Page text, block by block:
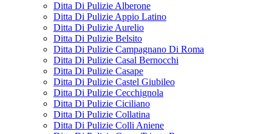
Ditta Di Pulizie Alberone
Ditta Di Pulizie Appio Latino
Ditta Di Pulizie Aurelio
Ditta Di Pulizie Belsito
Ditta Di Pulizie Campagnano Di Roma
Ditta Di Pulizie Casal Bernocchi
Ditta Di Pulizie Casape
Ditta Di Pulizie Castel Giubileo
Ditta Di Pulizie Cecchignola
Ditta Di Pulizie Ciciliano
Ditta Di Pulizie Collatina
Ditta Di Pulizie Colli Aniene